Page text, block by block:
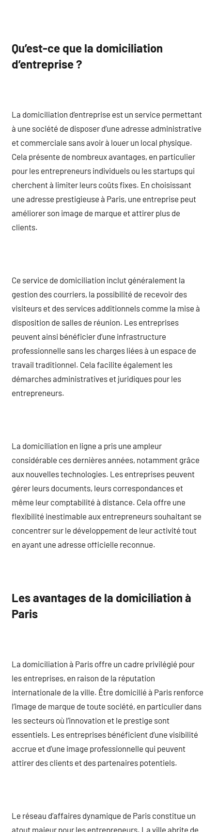
Qu’est-ce que la domiciliation
d’entreprise ?
La domiciliation d’entreprise est un service permettant
à une société de disposer d’une adresse administrative
et commerciale sans avoir à louer un local physique.
Cela présente de nombreux avantages, en particulier
pour les entrepreneurs individuels ou les startups qui
cherchent à limiter leurs coûts fixes. En choisissant
une adresse prestigieuse à Paris, une entreprise peut
améliorer son image de marque et attirer plus de
clients.
Ce service de domiciliation inclut généralement la
gestion des courriers, la possibilité de recevoir des
visiteurs et des services additionnels comme la mise à
disposition de salles de réunion. Les entreprises
peuvent ainsi bénéficier d’une infrastructure
professionnelle sans les charges liées à un espace de
travail traditionnel. Cela facilite également les
démarches administratives et juridiques pour les
entrepreneurs.
La domiciliation en ligne a pris une ampleur
considérable ces dernières années, notamment grâce
aux nouvelles technologies. Les entreprises peuvent
gérer leurs documents, leurs correspondances et
même leur comptabilité à distance. Cela offre une
flexibilité inestimable aux entrepreneurs souhaitant se
concentrer sur le développement de leur activité tout
en ayant une adresse officielle reconnue.
Les avantages de la domiciliation à
Paris
La domiciliation à Paris offre un cadre privilégié pour
les entreprises, en raison de la réputation
internationale de la ville. Être domicilié à Paris renforce
l’image de marque de toute société, en particulier dans
les secteurs où l’innovation et le prestige sont
essentiels. Les entreprises bénéficient d’une visibilité
accrue et d’une image professionnelle qui peuvent
attirer des clients et des partenaires potentiels.
Le réseau d’affaires dynamique de Paris constitue un
atout majeur pour les entrepreneurs. La ville abrite de